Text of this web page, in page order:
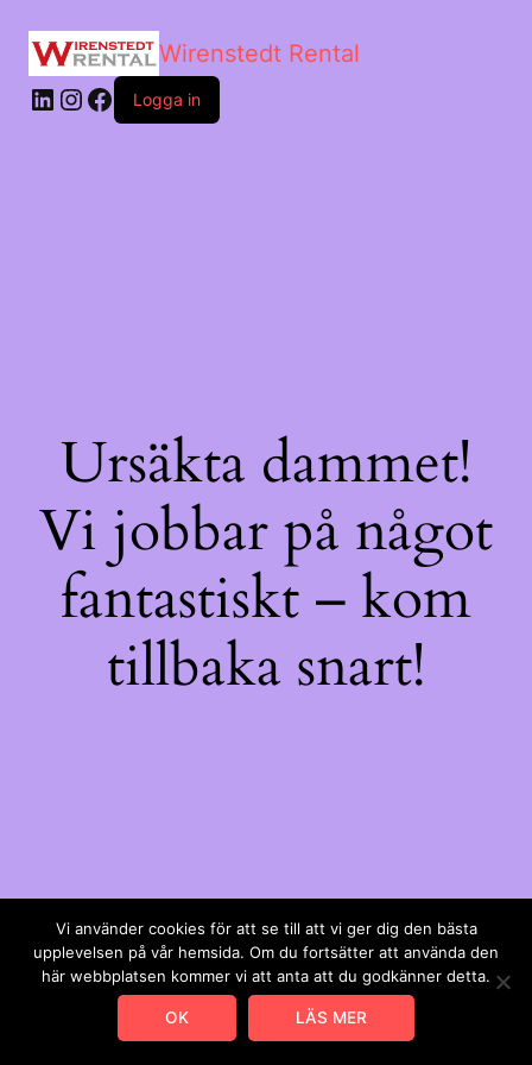
Wirenstedt Rental
Logga in
Ursäkta dammet!
Vi jobbar på något
fantastiskt – kom
tillbaka snart!
Vi använder cookies för att se till att vi ger dig den bästa
upplevelsen på vår hemsida. Om du fortsätter att använda den
här webbplatsen kommer vi att anta att du godkänner detta.
OK LÄS MER